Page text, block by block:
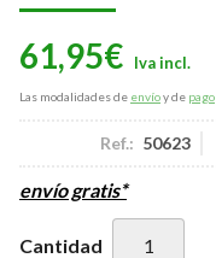
61,95€
Las modalidades de envíoy de pago
Ref.: 50623
envío gratis*
Cantidad